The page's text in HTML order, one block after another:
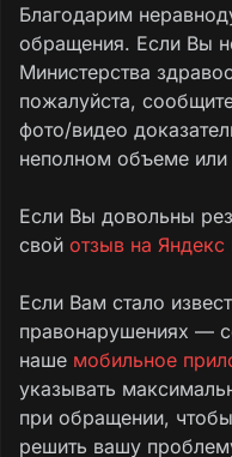
Благодарим
обращения. Если Вы
Министерства
пожалуйста,
фото/видео
неполном объеме
Если Вы довольны
свой отзыв на Яндекс
Если Вам стало
правонарушениях —
наше мобильное
указывать
при обращении,
решить вашу